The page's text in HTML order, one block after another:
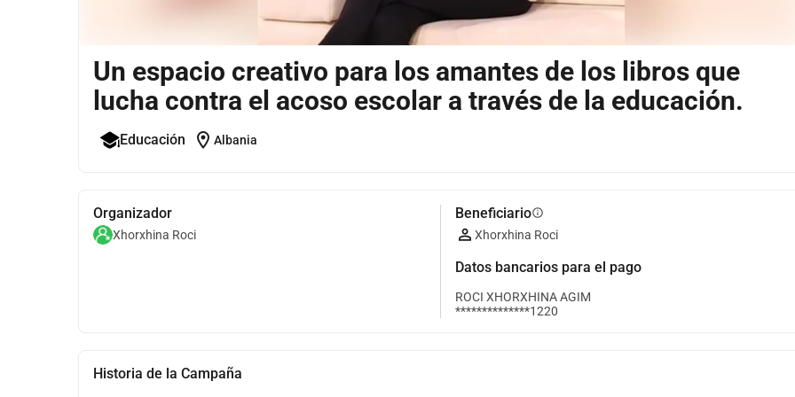
Un espacio creativo para los amantes de los libros que
lucha contra el acoso escolar a través de la educación.
Educación location_on Albania
Organizador
Xhorxhina Roci
Beneficiarioinfo
Xhorxhina Roci
Datos bancarios para el pago
ROCI XHORXHINA AGIM
**************1220
Historia de la Campaña